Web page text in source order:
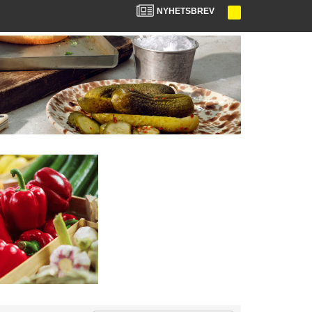
NYHETSBREV